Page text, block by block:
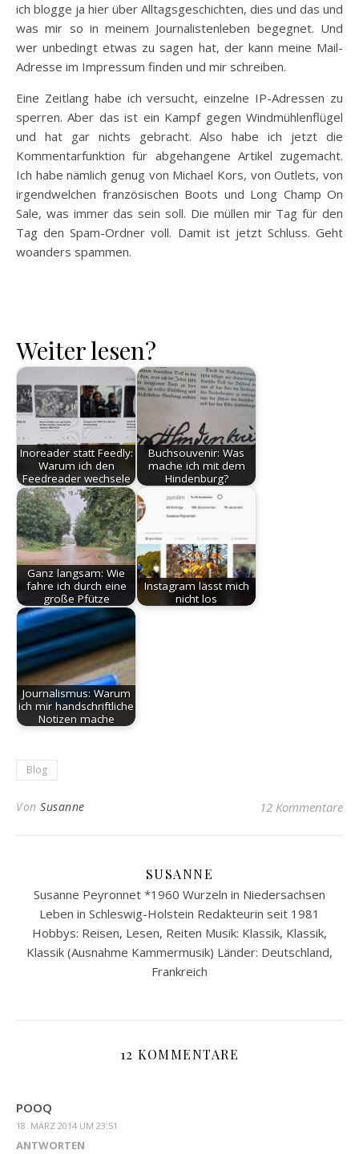
ich blogge ja hier über Alltagsgeschichten, dies und das und
was mir so in meinem Journalistenleben begegnet. Und
wer unbedingt etwas zu sagen hat, der kann meine Mail-
Adresse im Impressum finden und mir schreiben.
Eine Zeitlang habe ich versucht, einzelne IP-Adressen zu
sperren. Aber das ist ein Kampf gegen Windmühlenflügel
und hat gar nichts gebracht. Also habe ich jetzt die
Kommentarfunktion für abgehangene Artikel zugemacht.
Ich habe nämlich genug von Michael Kors, von Outlets, von
irgendwelchen französischen Boots und Long Champ On
Sale, was immer das sein soll. Die müllen mir Tag für den
Tag den Spam-Ordner voll. Damit ist jetzt Schluss. Geht
woanders spammen.
Weiter lesen?
Inoreader statt Feedly:
Warum ich den
Feedreader wechsele
Buchsouvenir: Was
mache ich mit dem
Hindenburg?
Ganz langsam: Wie
fahre ich durch eine
große Pfütze
Instagram lässt mich
nicht los
Journalismus: Warum
ich mir handschriftliche
Notizen mache
Blog
Von Susanne 12 Kommentare
SUSANNE
Susanne Peyronnet *1960 Wurzeln in Niedersachsen
Leben in Schleswig-Holstein Redakteurin seit 1981
Hobbys: Reisen, Lesen, Reiten Musik: Klassik, Klassik,
Klassik (Ausnahme Kammermusik) Länder: Deutschland,
Frankreich
12 KOMMENTARE
POOQ
18. MÄRZ 2014 UM 23:51
ANTWORTEN